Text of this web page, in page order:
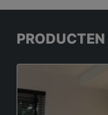
PRODUCTEN